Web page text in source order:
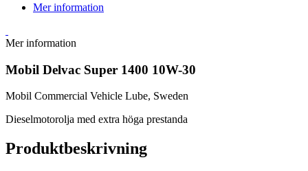
Mer information
Mer information
Mobil Delvac Super 1400 10W-30
Mobil Commercial Vehicle Lube, Sweden
Dieselmotorolja med extra höga prestanda
Produktbeskrivning